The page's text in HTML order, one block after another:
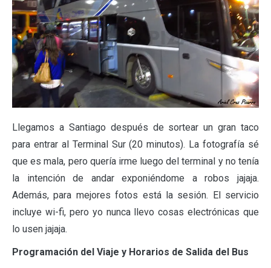
Llegamos a Santiago después de sortear un gran taco
para entrar al Terminal Sur (20 minutos). La fotografía sé
que es mala, pero quería irme luego del terminal y no tenía
la intención de andar exponiéndome a robos jajaja.
Además, para mejores fotos está la sesión. El servicio
incluye wi-fi, pero yo nunca llevo cosas electrónicas que
lo usen jajaja.
Programación del Viaje y Horarios de Salida del Bus